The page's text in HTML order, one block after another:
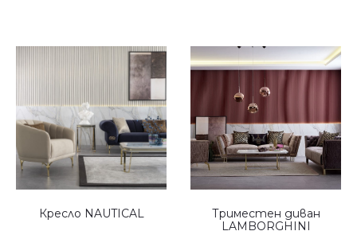
Кресло NAUTICAL
Триместен диван
LAMBORGHINI